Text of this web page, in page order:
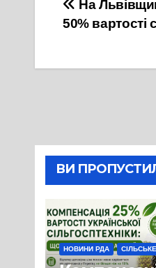
записів
На
50% вартості
ВИ
НОВИНИ РДА